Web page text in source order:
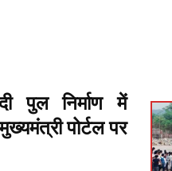
पुल निर्माण में
पोर्टल पर